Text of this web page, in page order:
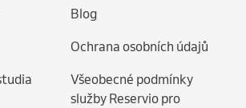
Blog
Ochrana osobních údajů
Všeobecné podmínky
služby Reservio pro